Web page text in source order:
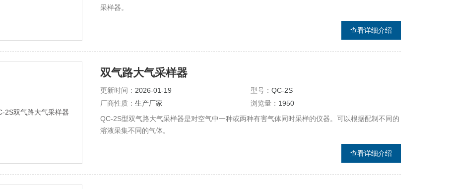
采样器。
查看详细介绍
双气路大气采样器
更新时间： 2026-01-19 型号： QC-2S
厂商性质： 生产厂家 浏览量： 1950
QC-2S型双气路大气采样器是对空气中一种或两种有害气体同时采样的仪器。可以根据配制不同的
溶液采集不同的气体。
查看详细介绍